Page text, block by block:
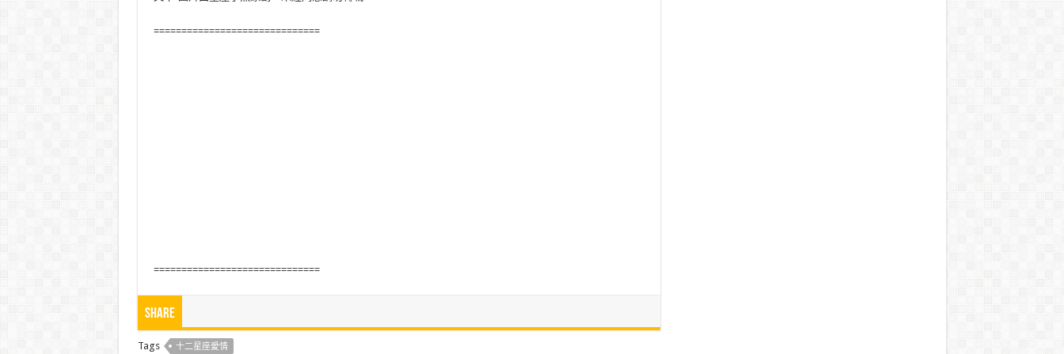
==============================
==============================
Share
Tags 十二星座愛情